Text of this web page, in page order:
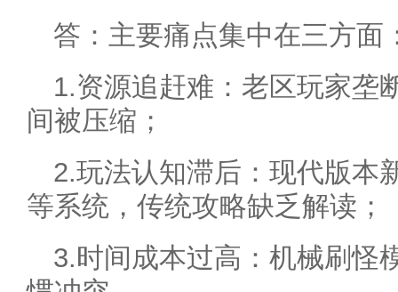
答：主要痛点集中在三方面
1.资源追赶难：老区玩家垄
间被压缩；
2.玩法认知滞后：现代版本
等系统，传统攻略缺乏解读；
3.时间成本过高：机械刷怪